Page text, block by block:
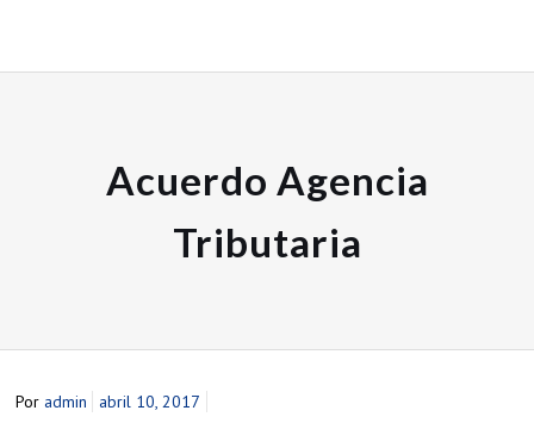
Acuerdo Agencia
Tributaria
Por admin abril 10, 2017